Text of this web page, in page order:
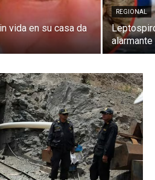
vida en su casa da
REGIONAL